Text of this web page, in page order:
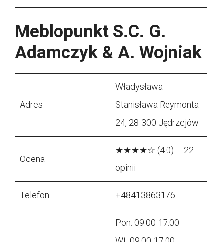
Meblopunkt S.C. G.
Adamczyk & A. Wojniak
Adres
Władysława
Stanisława Reymonta
24, 28-300 Jędrzejów
Ocena
★★★★☆ (4.0) – 22
opinii
Telefon +48413863176
Pon: 09:00-17:00